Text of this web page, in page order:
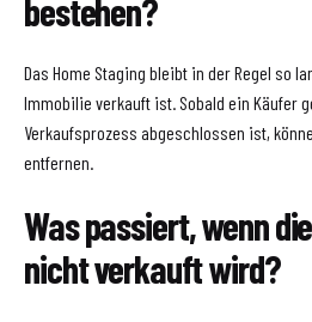
bestehen?
Das Home Staging bleibt in der Regel so
Immobilie verkauft ist. Sobald ein Käufer
Verkaufsprozess abgeschlossen ist,
entfernen.
Was passiert, wenn
nicht verkauft wird?